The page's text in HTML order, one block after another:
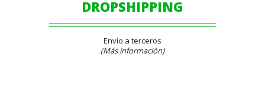
DROPSHIPPING
Envío a terceros
(Más información)